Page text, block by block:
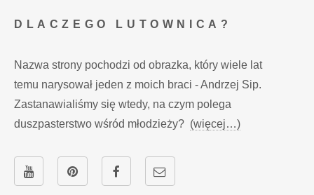
DLACZEGO LUTOWNICA?
Nazwa strony pochodzi od obrazka, który wiele lat
temu narysował jeden z moich braci - Andrzej Sip.
Zastanawialiśmy się wtedy, na czym polega
duszpasterstwo wśród młodzieży? (więcej…)